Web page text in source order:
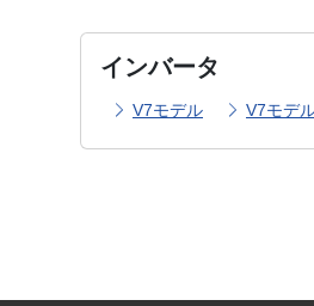
インバータ
V7モデル V7モデ